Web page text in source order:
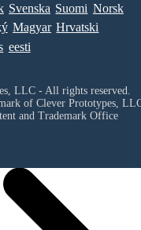
Svenska Suomi Norsk
Magyar Hrvatski
eesti
LLC - All rights reserved.
of Clever Prototypes,
and Trademark Office